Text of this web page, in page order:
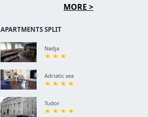
MORE >
APARTMENTS SPLIT
Nadja
Adriatic sea
Tudor